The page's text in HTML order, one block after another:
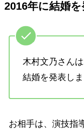
2016年に結婚
木村文乃さん
結婚を発表しま
お相手は、演技指